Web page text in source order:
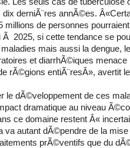
dix derniÃ¨res annÃ©es.
millions de personnes
Ã 2025, si cette tendance se
mais aussi la dengue,
et diarrhÃ©iques
rÃ©gions entiÃ¨resÂ», avertit
le dÃ©veloppement de ces
dramatique au niveau
ce domaine restent Â«
va autant dÃ©pendre de la
prÃ©ventifs que du